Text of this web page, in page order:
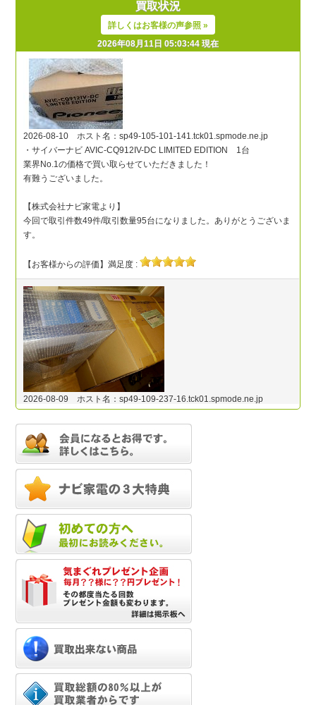
買取状況
詳しくはお客様の声参照 »
2026年08月11日 05:03:44 現在